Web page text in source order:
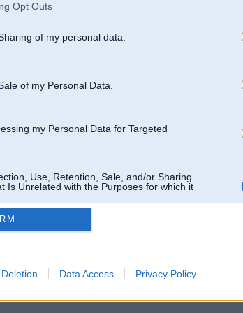
Opt Outs
of my personal data.
of my Personal Data.
my Personal Data for Targeted
Use, Retention, Sale, and/or Sharing
Is Unrelated with the Purposes for which it
Data Access Privacy Policy